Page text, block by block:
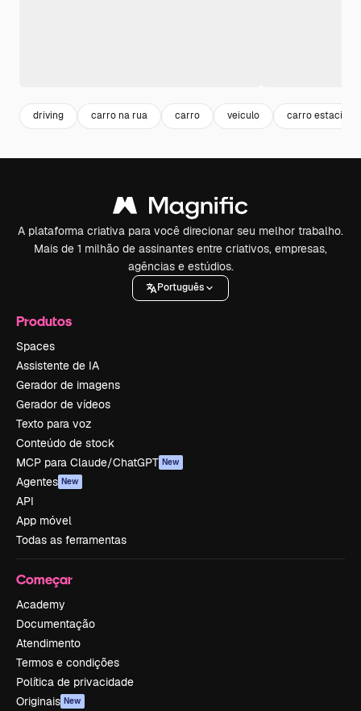
driving carro na rua carro veiculo carro
A plataforma criativa para você direcionar seu melhor trabalho.
Mais de 1 milhão de assinantes entre criativos, empresas,
agências e estúdios.
Português
Produtos
Spaces
Assistente de IA
Gerador de imagens
Gerador de vídeos
Texto para voz
Conteúdo de stock
MCP para Claude/ChatGPT New
Agentes New
API
App móvel
Todas as ferramentas
Começar
Academy
Documentação
Atendimento
Termos e condições
Política de privacidade
Originais New